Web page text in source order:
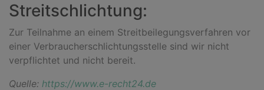
Streitschlichtung:
Zur Teilnahme an einem Streitbeilegungsverfahren vor
einer Verbraucherschlichtungsstelle sind wir nicht
verpflichtet und nicht bereit.
Quelle: https://www.e-recht24.de